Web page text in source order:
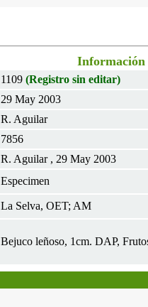
Información
1109 (Registro sin editar)
29 May 2003
R. Aguilar
7856
R. Aguilar , 29 May 2003
Especimen
La Selva, OET; AM
Bejuco leñoso, 1cm. DAP,